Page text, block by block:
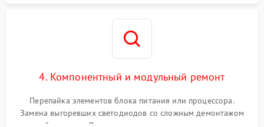
4. Компонентный и модульный ремонт
Перепайка элементов блока питания или процессора.
Замена выгоревших светодиодов со сложным демонтажом